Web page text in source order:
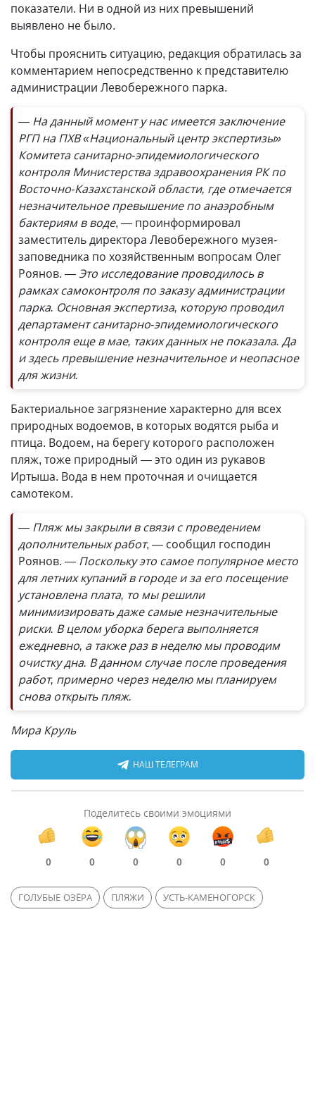
показатели. Ни в одной из них превышений
выявлено не было.
Чтобы прояснить ситуацию, редакция обратилась за
комментарием непосредственно к представителю
администрации Левобережного парка.
— На данный момент у нас имеется заключение
РГП на ПХВ «Национальный центр экспертизы»
Комитета санитарно-эпидемиологического
контроля Министерства здравоохранения РК по
Восточно-Казахстанской области, где отмечается
незначительное превышение по анаэробным
бактериям в воде, — проинформировал
заместитель директора Левобережного музея-
заповедника по хозяйственным вопросам Олег
Роянов. — Это исследование проводилось в
рамках самоконтроля по заказу администрации
парка. Основная экспертиза, которую проводил
департамент санитарно-эпидемиологического
контроля еще в мае, таких данных не показала. Да
и здесь превышение незначительное и неопасное
для жизни.
Бактериальное загрязнение характерно для всех
природных водоемов, в которых водятся рыба и
птица. Водоем, на берегу которого расположен
пляж, тоже природный — это один из рукавов
Иртыша. Вода в нем проточная и очищается
самотеком.
— Пляж мы закрыли в связи с проведением
дополнительных работ, — сообщил господин
Роянов. — Поскольку это самое популярное место
для летних купаний в городе и за его посещение
установлена плата, то мы решили
минимизировать даже самые незначительные
риски. В целом уборка берега выполняется
ежедневно, а также раз в неделю мы проводим
очистку дна. В данном случае после проведения
работ, примерно через неделю мы планируем
снова открыть пляж.
Мира Круль
НАШ ТЕЛЕГРАМ
Поделитесь своими эмоциями
0 0 0 0 0 0
ГОЛУБЫЕ ОЗЁРА ПЛЯЖИ УСТЬ-КАМЕНОГОРСК